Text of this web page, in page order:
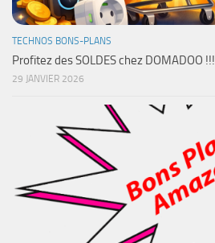
TECHNOS BONS-PLANS
Profitez des SOLDES chez DOMADOO !!!
29 JANVIER 2026